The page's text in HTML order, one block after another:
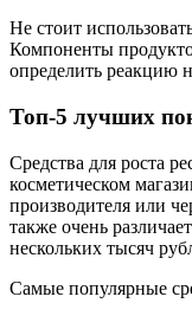
Не стоит
Компоненты
определить реакцию
Топ-5 лучших
Средства для роста
косметическом
производителя или
также очень
нескольких тысяч
Самые популярные